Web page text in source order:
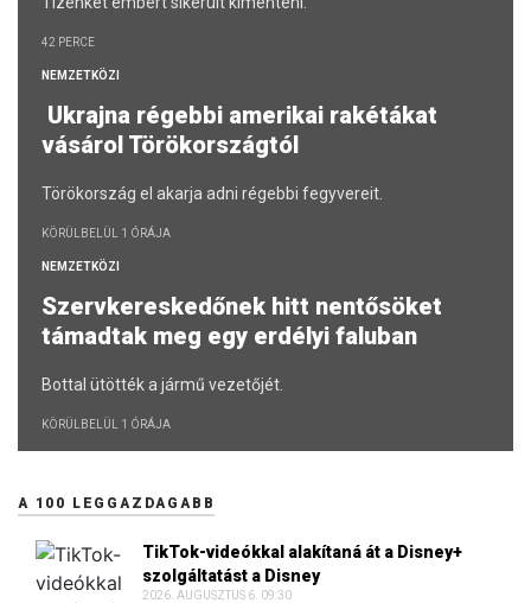
42 PERCE
NEMZETKÖZI
Ukrajna régebbi amerikai rakétákat
vásárol Törökországtól
Törökország el akarja adni régebbi fegyvereit.
KÖRÜLBELÜL 1 ÓRÁJA
NEMZETKÖZI
Szervkereskedőnek hitt nentősöket
támadtak meg egy erdélyi faluban
Bottal ütötték a jármű vezetőjét.
KÖRÜLBELÜL 1 ÓRÁJA
A 100 LEGGAZDAGABB
TikTok-videókkal alakítaná át a Disney+
szolgáltatást a Disney
2026. AUGUSZTUS 6. 09:30